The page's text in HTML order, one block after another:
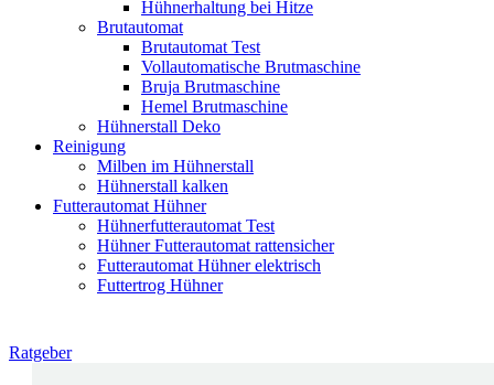
Hühnerhaltung bei Hitze
Brutautomat
Brutautomat Test
Vollautomatische Brutmaschine
Bruja Brutmaschine
Hemel Brutmaschine
Hühnerstall Deko
Reinigung
Milben im Hühnerstall
Hühnerstall kalken
Futterautomat Hühner
Hühnerfutterautomat Test
Hühner Futterautomat rattensicher
Futterautomat Hühner elektrisch
Futtertrog Hühner
Ratgeber